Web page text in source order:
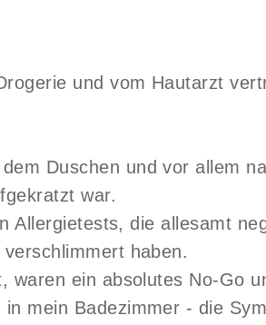
und vom Hautarzt
Duschen und vor allem
war.
die allesamt
haben.
ein absolutes No-Go
mein Badezimmer - die